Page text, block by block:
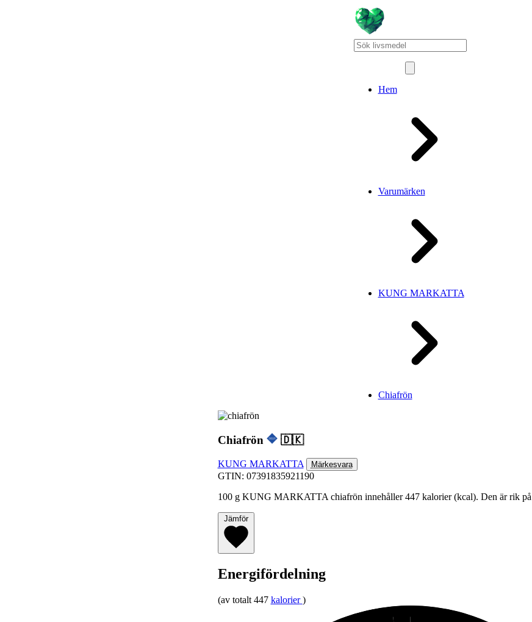
Hem
Varumärken
KUNG MARKATTA
Chiafrön
Chiafrön 🇩🇰
KUNG MARKATTA Märkesvara
GTIN: 07391835921190
100 g KUNG MARKATTA chiafrön innehåller 447 kalorier (kcal). Den är rik på
Jämför
Energifördelning
(av totalt 447 kalorier )